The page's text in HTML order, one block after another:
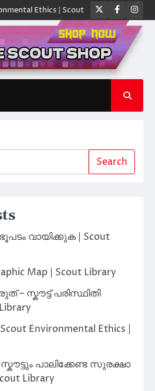
| Scout Library ക്യാമ്പിൽ ഓരോ
Twitter
Search
വായിക്കുക | Scout
Map | Scout Library
– സ്കൗട്ട് പരിസ്ഥിതി
Environmental Ethics |
പാലിക്കേണ്ട സുരക്ഷാ
Library